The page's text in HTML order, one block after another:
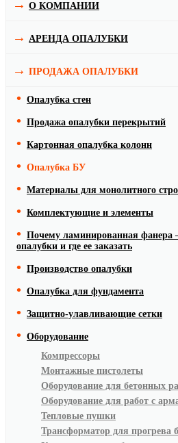
О КОМПАНИИ
АРЕНДА ОПАЛУБКИ
ПРОДАЖА ОПАЛУБКИ
Опалубка стен
Продажа опалубки перекрытий
Картонная опалубка колонн
Опалубка БУ
Материалы для монолитного
Комплектующие и элементы
Почему ламинированная фанера
опалубки и где ее заказать
Производство опалубки
Опалубка для фундамента
Защитно-улавливающие сетки
Оборудование
Компрессоры
Монтажные пистолеты
Оборудование для бетонных
Оборудование для работ с
Тепловые пушки
Трансформатор для прогрева